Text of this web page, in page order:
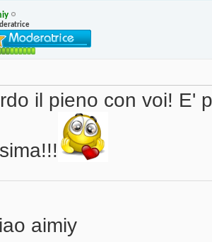
il pieno con voi! E'
aimiy